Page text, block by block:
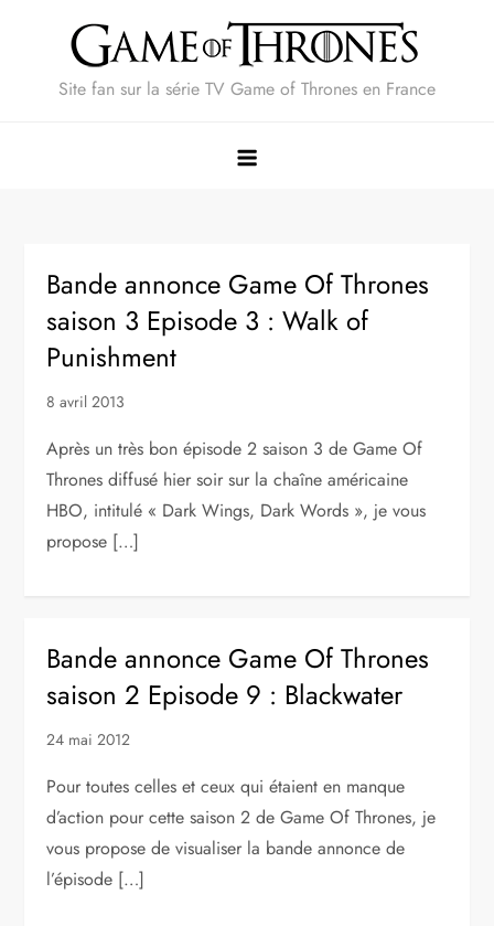
Site fan sur la série TV Game of Thrones en France
Bande annonce Game Of Thrones
saison 3 Episode 3 : Walk of
Punishment
8 avril 2013
Après un très bon épisode 2 saison 3 de Game Of
Thrones diffusé hier soir sur la chaîne américaine
HBO, intitulé « Dark Wings, Dark Words », je vous
propose […]
Bande annonce Game Of Thrones
saison 2 Episode 9 : Blackwater
24 mai 2012
Pour toutes celles et ceux qui étaient en manque
d’action pour cette saison 2 de Game Of Thrones, je
vous propose de visualiser la bande annonce de
l’épisode […]